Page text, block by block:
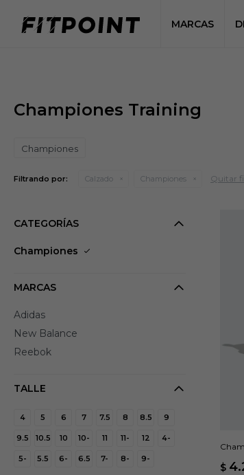
MARCAS
Championes Training
Championes
Filtrando por: Calzado Championes Quitar
$
CATEGORÍAS
Championes
MARCAS
Adidas
New Balance
Reebok
TALLE
4 5 6 7 7.5 8 8.5 9
9.5 10.5 10 10- 11 11- 12 4-
5- 5.5 6- 6.5 7- 8- 9-